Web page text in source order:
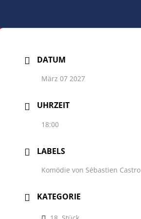
DATUM
März 07 2027
UHRZEIT
18:00
LABELS
Komödie von Sébastien Castro
KATEGORIE